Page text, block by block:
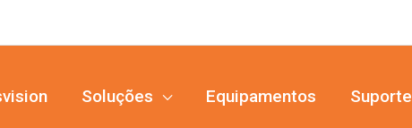
Soluções Equipamentos Suporte